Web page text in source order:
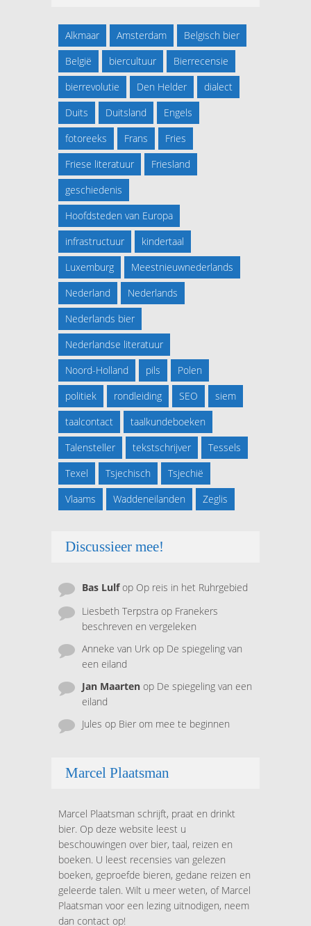
Alkmaar Amsterdam
Belgisch bier
België
biercultuur
Bierrecensie
bierrevolutie
Den Helder
dialect
Duits
Duitsland
Engels
fotoreeks
Frans
Fries
Friese literatuur
Friesland
geschiedenis
Hoofdsteden van Europa
infrastructuur
kindertaal
Luxemburg
Meestnieuwnederlands
Nederland
Nederlands
Nederlands bier
Nederlandse literatuur
Noord-Holland
pils
Polen
politiek
rondleiding SEO
siem
taalcontact
taalkundeboeken
Talensteller
tekstschrijver
Tessels
Texel
Tsjechisch
Tsjechië
Vlaams
Waddeneilanden Zeglis
Discussieer mee!
Bas Lulfop Op reis in het Ruhrgebied
Liesbeth Terpstra op Franekers
beschreven en vergeleken
Anneke van Urk op De spiegeling van
een eiland
Jan Maarten op De spiegeling van een
eiland
Jules op Bier om mee te beginnen
Marcel Plaatsman
Marcel Plaatsman schrijft, praat en drinkt
bier. Op deze website leest u
beschouwingen over bier, taal, reizen en
boeken. U leest recensies van gelezen
boeken, geproefde bieren, gedane reizen en
geleerde talen. Wilt u meer weten, of Marcel
Plaatsman voor een lezing uitnodigen, neem
dan contact op!